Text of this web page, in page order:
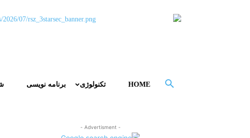
برنامه نویسی تکنولوژی HOME
- Advertisment -